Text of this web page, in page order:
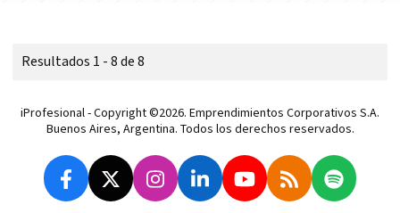
Resultados 1 - 8 de 8
iProfesional - Copyright ©2026. Emprendimientos Corporativos S.A.
Buenos Aires, Argentina. Todos los derechos reservados.